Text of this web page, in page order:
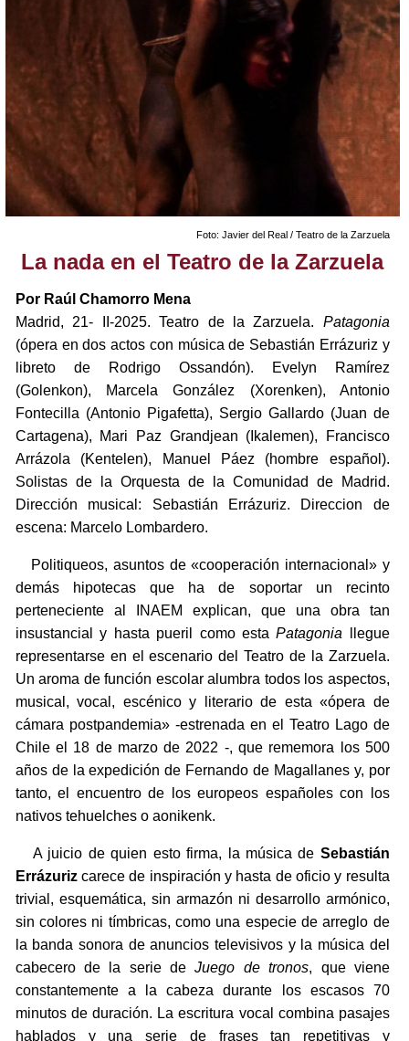
Foto: Javier del Real / Teatro de la Zarzuela
La nada en el Teatro de la Zarzuela
Por Raúl Chamorro Mena
Madrid, 21- II-2025. Teatro de la Zarzuela. Patagonia
(ópera en dos actos con música de Sebastián Errázuriz y
libreto de Rodrigo Ossandón). Evelyn Ramírez
(Golenkon), Marcela González (Xorenken), Antonio
Fontecilla (Antonio Pigafetta), Sergio Gallardo (Juan de
Cartagena), Mari Paz Grandjean (Ikalemen), Francisco
Arrázola (Kentelen), Manuel Páez (hombre español).
Solistas de la Orquesta de la Comunidad de Madrid.
Dirección musical: Sebastián Errázuriz. Direccion de
escena: Marcelo Lombardero.
Politiqueos, asuntos de «cooperación internacional» y
demás hipotecas que ha de soportar un recinto
perteneciente al INAEM explican, que una obra tan
insustancial y hasta pueril como estaPatagonia llegue
representarse en el escenario del Teatro de la Zarzuela.
Un aroma de función escolar alumbra todos los aspectos,
musical, vocal, escénico y literario de esta «ópera de
cámara postpandemia» -estrenada en el Teatro Lago de
Chile el 18 de marzo de 2022 -, que rememora los 500
años de la expedición de Fernando de Magallanes y, por
tanto, el encuentro de los europeos españoles con los
nativos tehuelches o aonikenk.
A juicio de quien esto firma, la música de Sebastián
Errázurizcarece de inspiración y hasta de oficio y resulta
trivial, esquemática, sin armazón ni desarrollo armónico,
sin colores ni tímbricas, como una especie de arreglo de
la banda sonora de anuncios televisivos y la música del
cabecero de la serie deJuego de tronos, que viene
constantemente a la cabeza durante los escasos 70
minutos de duración. La escritura vocal combina pasajes
hablados y una serie de frases tan repetitivas y